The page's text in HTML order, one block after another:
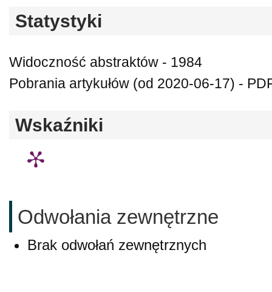
Statystyki
Widoczność abstraktów - 1984
Pobrania artykułów (od 2020-06-17) -
Wskaźniki
Odwołania zewnętrzne
Brak odwołań zewnętrznych